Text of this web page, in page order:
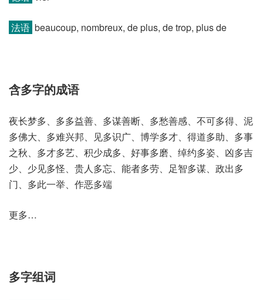
法语 beaucoup, nombreux, de plus, de trop, plus de
含多字的成语
夜长梦多、多多益善、多谋善断、多愁善感、不可多得、泥
多佛大、多难兴邦、见多识广、博学多才、得道多助、多事
之秋、多才多艺、积少成多、好事多磨、绰约多姿、凶多吉
少、少见多怪、贵人多忘、能者多劳、足智多谋、政出多
门、多此一举、作恶多端
更多…
多字组词